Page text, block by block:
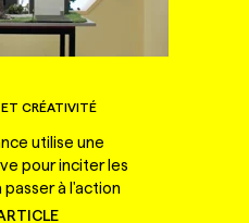
CRÉATIVITÉ
utilise une
pour inciter les
passer à l'action